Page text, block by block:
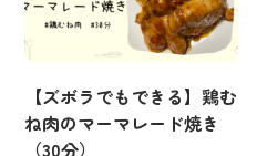
【ズボラでもできる】鶏む
ね肉のマーマレード焼き
（30分）